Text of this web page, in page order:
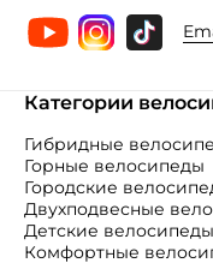
Категории
Гибридные
Горные велосипеды
Городские
Двухподвесные
Детские велосипеды
Комфортные